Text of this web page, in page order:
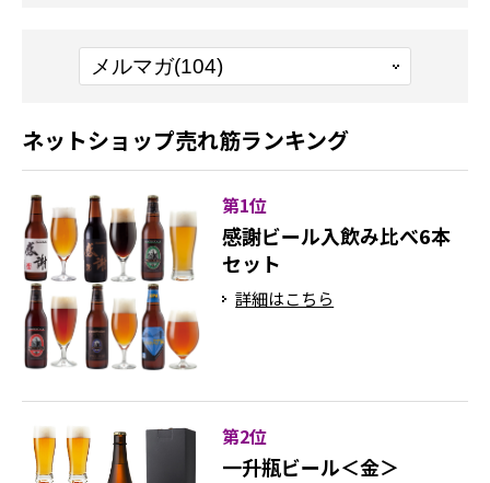
ネットショップ売れ筋ランキング
第1位
感謝ビール入飲み比べ6本
セット
詳細はこちら
第2位
一升瓶ビール＜金＞